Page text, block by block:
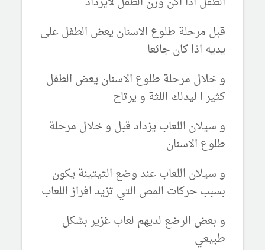
قبل مرحلة طلوع الاسنان يعض الطفل على
يديه اذا كان جائعا
و خلال مرحلة طلوع الاسنان يعض الطفل
كثير ا ليدلك اللثة و يرتاح
و سيلان اللعاب يزداد قبل و خلال مرحلة
طلوع الاسنان
و سيلان اللعاب عند وضع التيتينة يكون
بسبب حركات المص التي تزيد افراز اللعاب
و بعض الرضع لديهم لعاب غزير بشكل
طبيعي